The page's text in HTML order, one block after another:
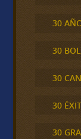
30
30
30
30
30